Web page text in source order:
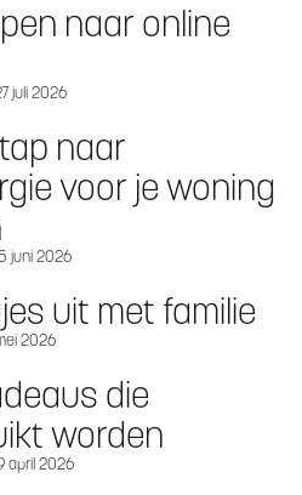
naar online
juli 2026
naar
voor je woning
juni 2026
uit met familie
2026
die
worden
april 2026